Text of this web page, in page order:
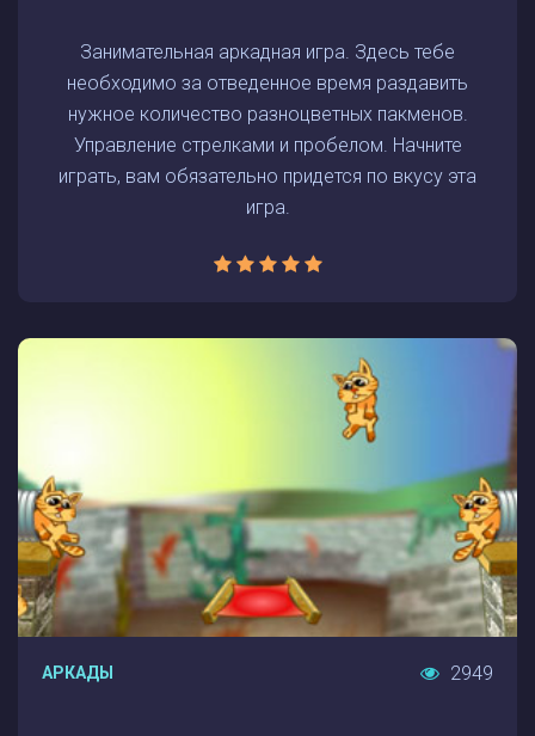
Занимательная аркадная игра. Здесь тебе
необходимо за отведенное время раздавить
нужное количество разноцветных пакменов.
Управление стрелками и пробелом. Начните
играть, вам обязательно придется по вкусу эта
игра.
АРКАДЫ 2949